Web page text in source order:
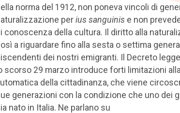
norma del 1912, non poneva vincoli di
per ius sanguinis e non
conoscenza della cultura. Il diritto alla
a riguardare fino alla sesta o settima
dei nostri emigranti. Il Decreto
scorso 29 marzo introduce forti limitazioni
della cittadinanza, che viene
generazioni con la condizione che uno dei
nato in Italia. Ne parlano su